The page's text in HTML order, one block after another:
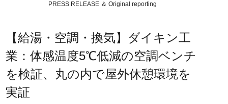
PRESS RELEASE ＆ Original reporting
【給湯・空調・換気】ダイキン工
業：体感温度5℃低減の空調ベンチ
を検証、丸の内で屋外休憩環境を
実証